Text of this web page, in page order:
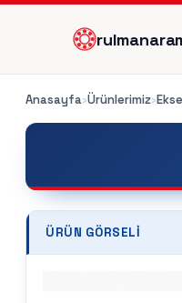
Anasayfa›Ürünlerimiz›
ÜRÜN GÖRSELI